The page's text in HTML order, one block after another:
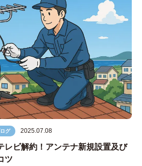
グ 2025.07.08
レビ解約！アンテナ新規設置及び
ツ